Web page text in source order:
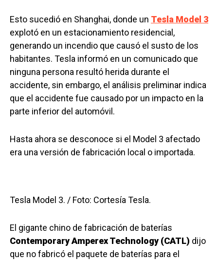
Esto sucedió en Shanghai, donde un Tesla Model 3
explotó en un estacionamiento residencial,
generando un incendio que causó el susto de los
habitantes. Tesla informó en un comunicado que
ninguna persona resultó herida durante el
accidente, sin embargo, el análisis preliminar indica
que el accidente fue causado por un impacto en la
parte inferior del automóvil.
Hasta ahora se desconoce si el Model 3 afectado
era una versión de fabricación local o importada.
Tesla Model 3. / Foto: Cortesía Tesla.
El gigante chino de fabricación de baterías
Contemporary Amperex Technology (CATL) dijo
que no fabricó el paquete de baterías para el